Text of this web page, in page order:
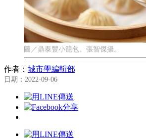
圖／鼎泰豐小籠包。張智傑攝。
作者： 城市學編輯部
日期：2022-09-06